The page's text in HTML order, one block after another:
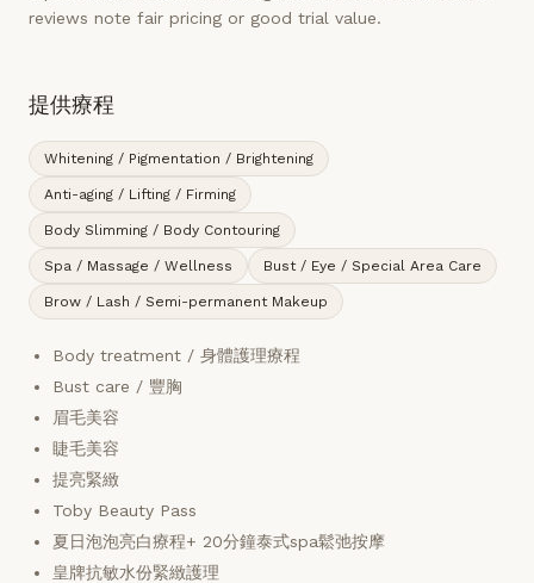
reviews note fair pricing or good trial value.
提供療程
Whitening / Pigmentation / Brightening
Anti-aging / Lifting / Firming
Body Slimming / Body Contouring
Spa / Massage / Wellness Bust / Eye / Special Area Care
Brow / Lash / Semi-permanent Makeup
Body treatment / 身體護理療程
Bust care / 豐胸
眉毛美容
睫毛美容
提亮緊緻
Toby Beauty Pass
夏日泡泡亮白療程+ 20分鐘泰式spa鬆弛按摩
皇牌抗敏水份緊緻護理